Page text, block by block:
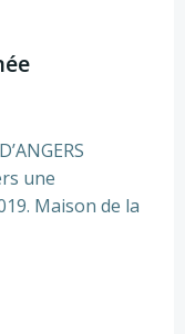
une
Maison de la